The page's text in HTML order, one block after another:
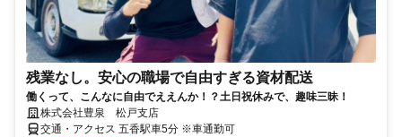
残業なし。安心の職場で自由すぎる資材配送
働くって、こんなに自由でええんか！？土日祝休みで、趣味三昧！
株式会社豊泉 松戸支店
交通・アクセス 五香駅車5分 ※車通勤可